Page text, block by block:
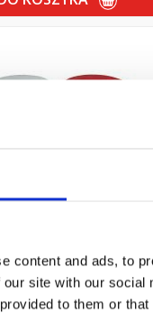
content and ads, to
site with our
to them or
EA 3473 - 500g (szybko
się klej epoksydowy z
stalowym / fast
adhesive with steel filler)
(IDH.229174)